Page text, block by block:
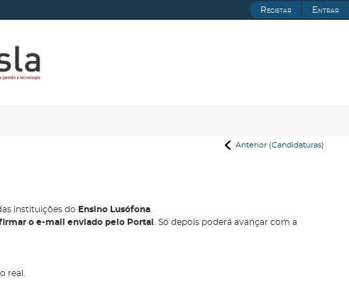
Registar Entrar
Anterior (Candidaturas)
instituições do Ensino Lusófona
o e-mail enviado pelo Portal
. Só depois poderá avançar com a
real.